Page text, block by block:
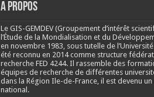
A propos
Le GIS-GEMDEV (Groupement d’intérêt
l’Étude de la Mondialisation et du
en novembre 1983, sous tutelle de
été reconnu en 2014 comme structure
recherche FED 4244. Il rassemble des
équipes de recherche de différentes
dans la Région Ile-de-France, il est devenu un
national.